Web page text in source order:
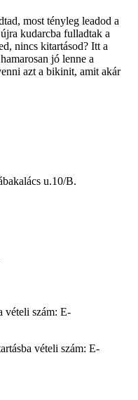
most tényleg leadod a
kudarcba fulladtak a
nincs kitartásod? Itt a
jó lenne a
azt a bikinit, amit akár
u.10/B.
vételi szám: E-
vételi szám: E-